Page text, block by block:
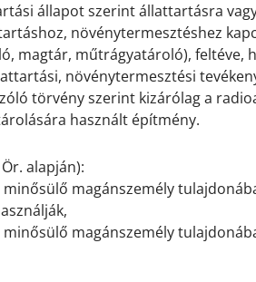
állapot szerint állattartásra
növénytermesztéshez
magtár, műtrágyatároló), feltéve,
növénytermesztési
törvény szerint kizárólag a
használt építmény.
alapján):
minősülő magánszemély
magánszemély